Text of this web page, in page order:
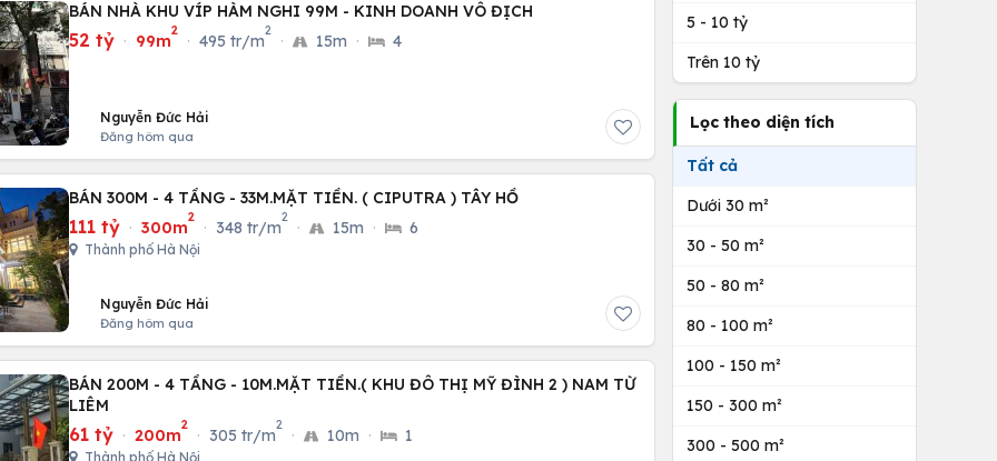
BÁN NHÀ KHU VÍP HÀM NGHI 99M - KINH DOANH VÔ ĐỊCH
52 tỷ · 99m
2
· 495 tr/m
2
· 15m · 4
Nguyễn Đức Hải
Đăng hôm qua
BÁN 300M - 4 TẦNG - 33M.MẶT TIỀN. ( CIPUTRA ) TÂY HỒ
111 tỷ · 300m
2
· 348 tr/m
2
· 15m · 6
Thành phố Hà Nội
Nguyễn Đức Hải
Đăng hôm qua
BÁN 200M - 4 TẦNG - 10M.MẶT TIỀN.( KHU ĐÔ THỊ MỸ ĐÌNH 2 ) NAM TỪ
LIÊM
61 tỷ · 200m
2
· 305 tr/m
2
· 10m · 1
Thành phố Hà Nội
5 - 10 tỷ
Trên 10 tỷ
Lọc theo diện tích
Tất cả
Dưới 30 m²
30 - 50 m²
50 - 80 m²
80 - 100 m²
100 - 150 m²
150 - 300 m²
300 - 500 m²